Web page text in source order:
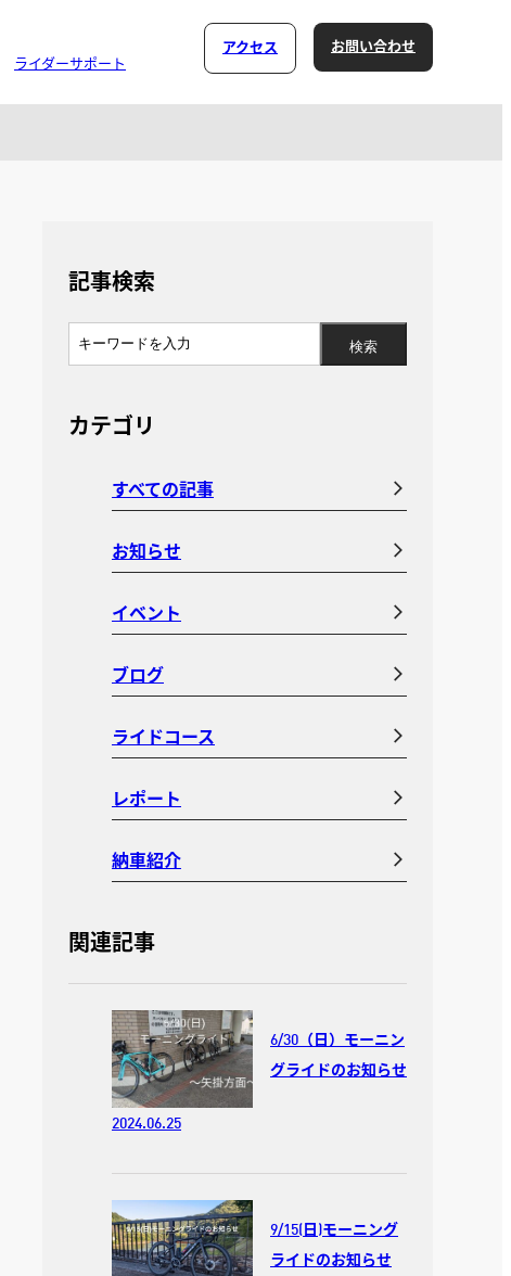
ライダーサポート
アクセス お問い合わせ
記事検索
カテゴリ
すべての記事
お知らせ
イベント
ブログ
ライドコース
レポート
納車紹介
関連記事
6/30（日）モーニン
グライドのお知らせ
2024.06.25
9/15(日)モーニング
ライドのお知らせ